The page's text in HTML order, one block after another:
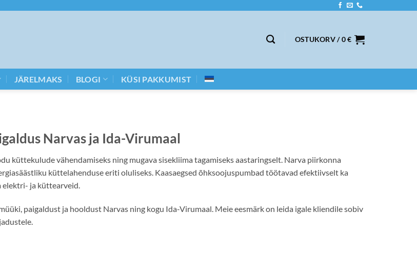
OSTUKORV /0€
JÄRELMAKS BLOGI KÜSI PAKKUMIST
Narvas ja Ida-Virumaal
küttekulude vähendamiseks ning mugava sisekliima tagamiseks aastaringselt. Narva piirkonna
küttelahenduse eriti oluliseks. Kaasaegsed õhksoojuspumbad töötavad efektiivselt ka
elektri- ja küttearveid.
paigaldust ja hooldust Narvas ning kogu Ida-Virumaal. Meie eesmärk on leida igale kliendile sobiv